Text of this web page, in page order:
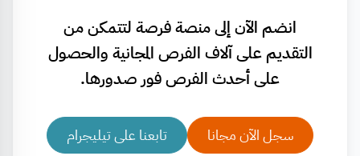
انضم الآن إلى منصة فرصة لتتمكن من
التقديم على آلاف الفرص المجانية والحصول
على أحدث الفرص فور صدورها.
سجل الآن مجانا تابعنا على تيليجرام